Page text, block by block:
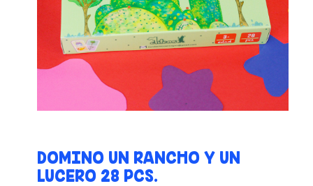
DOMINO UN RANCHO Y UN
LUCERO 28 PCS.